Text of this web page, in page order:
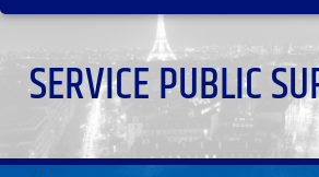
SERVICE PUBLIC